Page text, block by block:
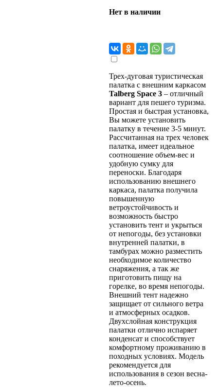
Нет в наличии
Трех-дуговая туристическая
палатка с внешним каркасом
Talberg Space 3 – отличный
вариант для пешего туризма.
Простая и быстрая установка,
Вы можете установить
палатку в течение 3-5 минут.
Рассчитанная на трех человек
палатка, имеет идеальное
соотношение объем-вес и
удобную сумку для
переноски. Благодаря
использованию внешнего
каркаса, палатка получила
повышенную
ветроустойчивость и
возможность быстро
установить тент и укрыться
от непогоды, без установки
внутренней палатки, в
тамбурах можно разместить
необходимое количество
снаряжения, а так же
приготовить пищу на
горелке, во время непогоды.
Внешний тент надежно
защищает от сильного ветра
и атмосферных осадков.
Двухслойная конструкция
палатки отлично испаряет
конденсат и способствует
комфортному проживанию в
походных условиях. Модель
рекомендуется для
использования в сезон весна-
лето-осень.